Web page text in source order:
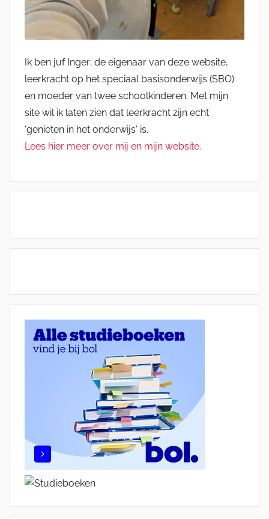
Ik ben juf Inger; de eigenaar van deze website,
leerkracht op het speciaal basisonderwijs (SBO)
en moeder van twee schoolkinderen. Met mijn
site wil ik laten zien dat leerkracht zijn echt
'genieten in het onderwijs' is.
Lees hier meer over mij en mijn website.